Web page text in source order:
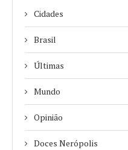
Cidades
Brasil
Últimas
Mundo
Opinião
Doces Nerópolis